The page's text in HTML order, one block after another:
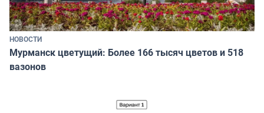
НОВОСТИ
Мурманск цветущий: Более 166 тысяч цветов и 518
вазонов